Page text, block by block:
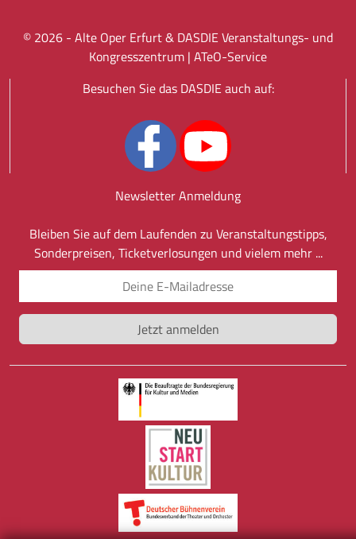
© 2026 - Alte Oper Erfurt & DASDIE Veranstaltungs- und
Kongresszentrum | ATeO-Service
Besuchen Sie das DASDIE auch auf:
Newsletter Anmeldung
Bleiben Sie auf dem Laufenden zu Veranstaltungstipps,
Sonderpreisen, Ticketverlosungen und vielem mehr ...